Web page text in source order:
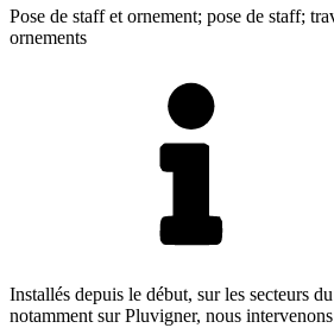
Pose de staff et ornement; pose de staff;
ornements
Installés depuis le début, sur les secteurs
notamment sur Pluvigner, nous